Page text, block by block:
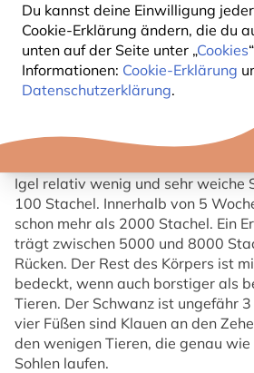
Du kannst deine Einwilligung
Cookie-Erklärung ändern, die du
unten auf der Seite unter „Cookies
Informationen: Cookie-Erklärung
Datenschutzerklärung.
KURZBESCHREIBUNG IGEL
Der Igel (Erinaceus europaeus)
Körper mit einer spitzen Schnauze.
Sein Rücken und Kopf ist mit
cm Länge ausgestattet. An der
Igel relativ wenig und sehr weiche
100 Stachel. Innerhalb von 5
schon mehr als 2000 Stachel. Ein
trägt zwischen 5000 und 8000
Rücken. Der Rest des Körpers ist
bedeckt, wenn auch borstiger als
Tieren. Der Schwanz ist ungefähr
vier Füßen sind Klauen an den
den wenigen Tieren, die genau
Sohlen laufen.